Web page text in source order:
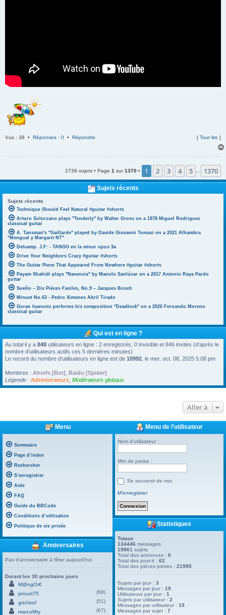
Vus : 38 • Réponses : 0 • Répondre [ Tout lire ]
2739 sujets • Page 1 sur1370 • 1 2 3 4 5 1370
Sujets récents
Sujets récents
Technique Should Feel Natural #guitar #shorts
Arturo Solorzano plays "Tenderly" by Walter Gross on a 1978 Miguel Rodriguez
classical guitar
A. Tansman's "Gaillarde" played by Davide Giovanni Tomasi on a 2021 Alhambra
"Mengual y Margarit NT"
Delcamp. J.F: - TANGO en la mieur opus 3a
Drive Your Neighbors Crazy #guitar #shorts
The Guitar Piece That Appeared From Nowhere #guitar #shorts
Payam Shahidi plays "Nacencia" by Manolo Sanlúcar on a 2017 Antonio Raya Pardo
guitar
Sueño – Dix Pièces Faciles, No.9 – Jacques Bosch
Minuet No.63 - Pedro Ximenes Abril Tirado
Goran Ivanovic performs his composition "Deadlock" on a 2026 Fernando Moreno
classical guitar
Qui est en ligne ?
Au total il y a 848 utilisateurs en ligne : 2 enregistrés, 0 invisible et 846 invités (d’après le
nombre d’utilisateurs actifs ces 5 dernières minutes)
Le record du nombre d’utilisateurs en ligne est de 10992 , le mer. oct. 08, 2025 5:08 pm
Membres : Ahrefs [Bot] Baidu [Spider]
Légende : Administrateurs Modérateurs globaux
Aller à
Menu
Sommaire
Page d’index
Rechercher
S’enregistrer
Aide
FAQ
Guide du BBCode
Conditions d’utilisation
Politique de vie privée
Anniversaires
Pas d’anniversaire à fêter aujourd’hui
Durant les 30 prochains jours
M@ngOr€
proust75
(68)
grichkof
(51)
marcofifty
(67)
Menu de l’utilisateur
Nom d’utilisateur :
Mot de passe :
Se souvenir de moi
M’enregistrer
Statistiques
Totaux
134446 messages
19861 sujets
Total des annonces :0
Total des post-it :62
Total des pièces jointes :21995
Sujets par jour :3
Messages par jour :19
Utilisateurs par jour :1
Sujets par utilisateur :2
Messages par utilisateur :15
Messages par sujet :7